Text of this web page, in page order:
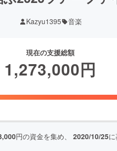
Kazyu1395 音楽
現在の支援総額
1,273,000円
円の資金を集め、 2020/10/25